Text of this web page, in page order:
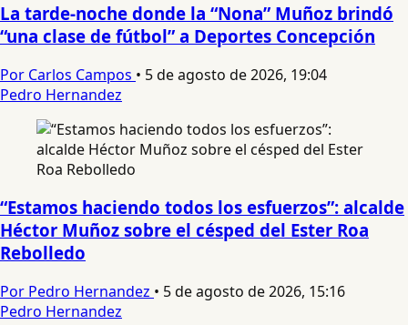
La tarde-noche donde la “Nona” Muñoz brindó
“una clase de fútbol” a Deportes Concepción
Por Carlos Campos • 5 de agosto de 2026, 19:04
Pedro Hernandez
“Estamos haciendo todos los esfuerzos”: alcalde
Héctor Muñoz sobre el césped del Ester Roa
Rebolledo
Por Pedro Hernandez • 5 de agosto de 2026, 15:16
Pedro Hernandez